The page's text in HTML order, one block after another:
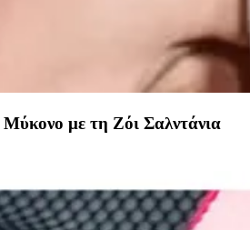
με τη Ζόι Σαλντάνια